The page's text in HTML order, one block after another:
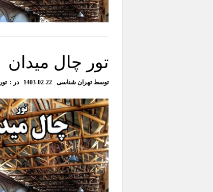
تور چال میدان
توسطتهران شناسی 1403-02-22 در :تور